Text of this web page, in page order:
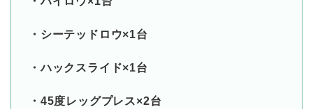
・シーテッドロウ×1台
・ハックスライド×1台
・45度レッグプレス×2台